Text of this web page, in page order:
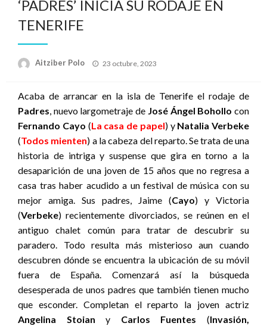
‘PADRES’ INICIA SU RODAJE EN
TENERIFE
Aitziber Polo
Publicado
23 octubre, 2023
Acaba de arrancar en la isla de Tenerife el rodaje de
Padres, nuevo largometraje de José Ángel Bohollo con
Fernando Cayo (La casa de papel) yNatalia Verbeke
(Todos mienten) a la cabeza del reparto. Se trata de una
historia de intriga y suspense que gira en torno a la
desaparición de una joven de 15 años que no regresa a
casa tras haber acudido a un festival de música con su
mejor amiga. Sus padres, Jaime (Cayo) y Victoria
(Verbeke) recientemente divorciados, se reúnen en el
antiguo chalet común para tratar de descubrir su
paradero. Todo resulta más misterioso aun cuando
descubren dónde se encuentra la ubicación de su móvil
fuera de España. Comenzará así la búsqueda
desesperada de unos padres que también tienen mucho
que esconder. Completan el reparto la joven actriz
Angelina Stoiany Carlos Fuentes (Invasión,